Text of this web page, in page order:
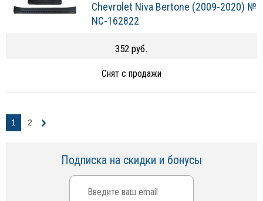
Chevrolet Niva Bertone (2009-2020) №
NC-162822
352 руб.
Снят с продажи
1 2
Подписка на скидки и бонусы